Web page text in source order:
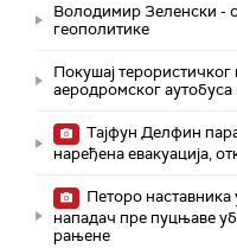
Володимир Зеленски -
геополитике
Покушај терористичког
аеродромског
Тајфун Делфин
наређена евакуација,
Петоро наставника
нападач пре пуцњаве
рањене